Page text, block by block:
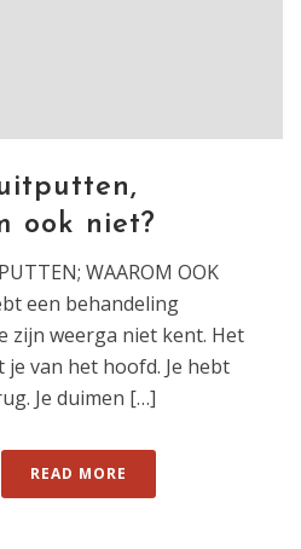
ook niet?
WAAROM OOK
een behandeling
zijn weerga niet kent. Het
je van het hoofd. Je hebt
Je duimen […]
READ MORE